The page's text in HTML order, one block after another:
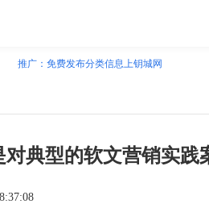
推广：免费发布分类信息上钥城网
典型的软文营销实践